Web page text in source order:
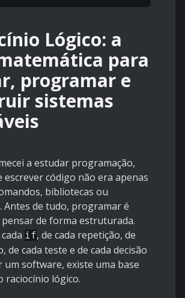
Lógico: a
para
programar e
sistemas
a estudar programação,
escrever código não era apenas
bibliotecas ou
Antes de tudo, programar é
de forma estruturada.
if, de cada repetição, de
de cada teste e de cada decisão
um software, existe uma base
raciocínio lógico.